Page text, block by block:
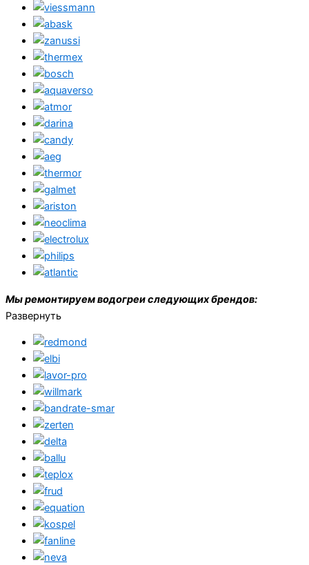
Мы ремонтируем водогреи следующих брендов:
Развернуть